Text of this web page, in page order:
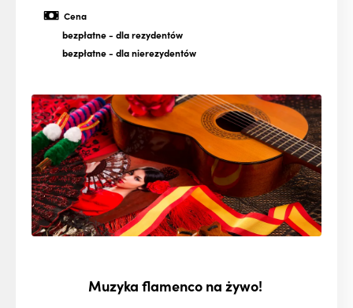
Cena
bezpłatne- dla rezydentów
bezpłatne- dla nierezydentów
Muzyka flamenco na żywo!